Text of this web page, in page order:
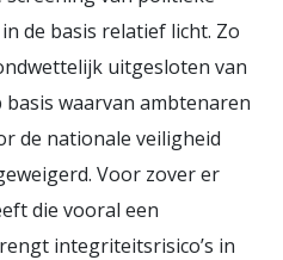
de basis relatief licht. Zo
uitgesloten van
waarvan ambtenaren
de nationale veiligheid
Voor zover er
die vooral een
integriteitsrisico’s in